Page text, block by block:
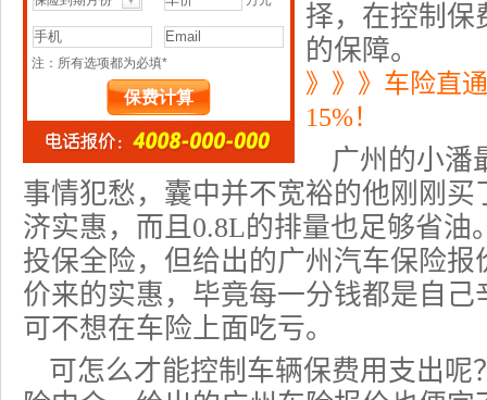
择，在控制保
的保障。
》》》车险直
15%！
广州的小潘
事情犯愁，囊中并不宽裕的他刚刚买
济实惠，而且0.8L的排量也足够省油
投保全险，但给出的广州汽车保险
价来的实惠，毕竟每一分钱都是自
可不想在车险上面吃亏。
可怎么才能控制车辆保费用支出呢